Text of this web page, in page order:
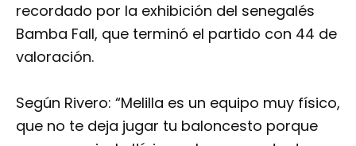
recordado por la exhibición del senegalés
Bamba Fall, que terminó el partido con 44 de
valoración.
Según Rivero: “Melilla es un equipo muy físico,
que no te deja jugar tu baloncesto porque